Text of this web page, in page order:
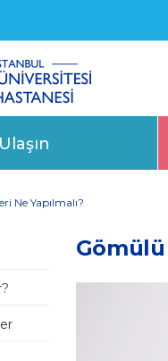
Ne Yapılmalı?
Gömülü